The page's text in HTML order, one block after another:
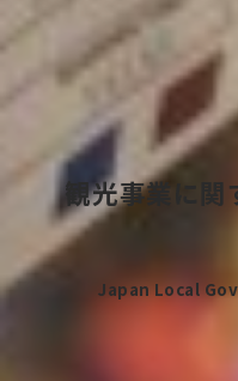
観光事業に関
Japan Local